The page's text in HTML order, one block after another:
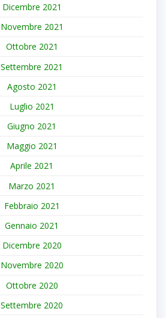
Dicembre 2021
Novembre 2021
Ottobre 2021
Settembre 2021
Agosto 2021
Luglio 2021
Giugno 2021
Maggio 2021
Aprile 2021
Marzo 2021
Febbraio 2021
Gennaio 2021
Dicembre 2020
Novembre 2020
Ottobre 2020
Settembre 2020